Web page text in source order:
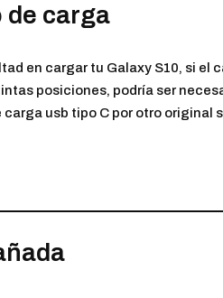
de carga
en cargar tu Galaxy S10, si el
posiciones, podría ser
usb tipo C por otro original